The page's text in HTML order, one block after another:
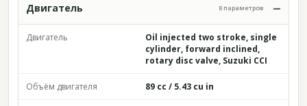
Двигатель 8 параметров
Двигатель
Oil injected two stroke, single
cylinder, forward inclined,
rotary disc valve, Suzuki CCI
Объём двигателя 89 cc / 5.43 cu in